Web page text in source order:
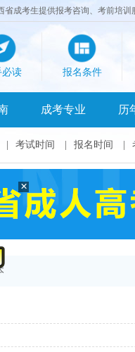
省成考生提供报考咨询、考前培
必读 报名条件
成考专业 历
考试时间 报名时间
×